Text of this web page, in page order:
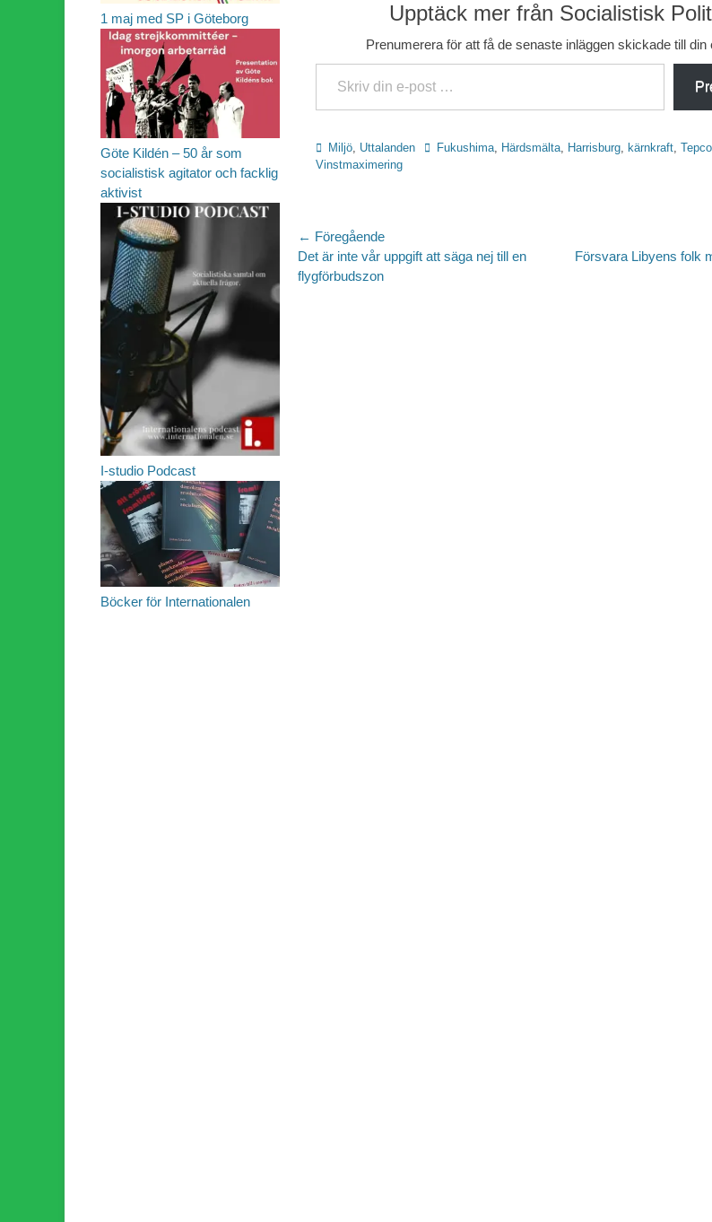
Upptäck mer från Socialistisk
Prenumerera för att få de senaste inläggen skickade till din
Skriv din e-post …
Kategorier
Miljö, Uttalanden Etiketter
Fukushima, Härdsmälta, Harrisburg, kärnkraft, Tepco
Vinstmaximering
Inläggsnavigering
← Föregående
Föregående
inlägg:
Det är inte vår uppgift att säga nej till en
flygförbudszon
Nästa
Försvara Libyens folk
1 maj med SP i Göteborg
Göte Kildén – 50 år som
socialistisk agitator och facklig
aktivist
I-studio Podcast
Böcker för Internationalen